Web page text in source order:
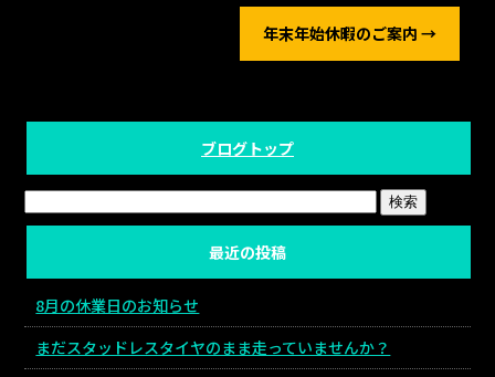
年末年始休暇のご案内 →
ブログトップ
最近の投稿
8月の休業日のお知らせ
まだスタッドレスタイヤのまま走っていませんか？